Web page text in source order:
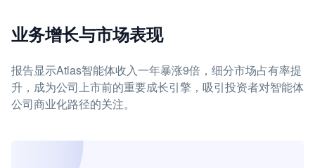
业务增长与市场表现
报告显示Atlas智能体收入一年暴涨9倍，细分市场占有率提
升，成为公司上市前的重要成长引擎，吸引投资者对智能体
公司商业化路径的关注。